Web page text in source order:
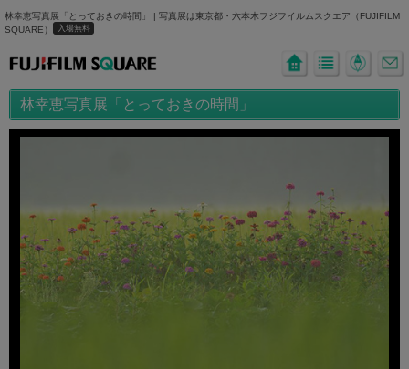
林幸恵写真展「とっておきの時間」 | 写真展は東京都・六本木フジフイルムスクエア（FUJIFILM
SQUARE）
入場無料
林幸恵写真展「とっておきの時間」